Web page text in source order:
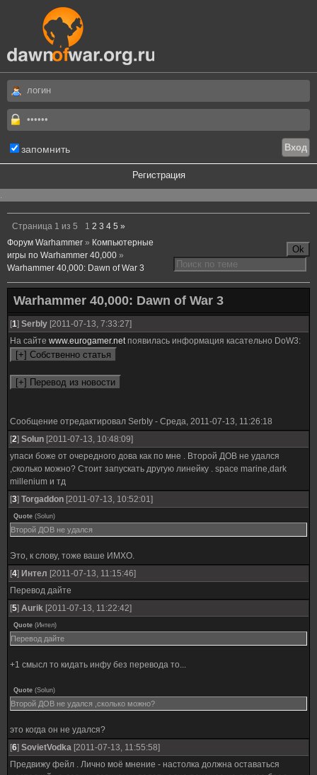
запомнить
Регистрация
.
Страница 1 из 5 1 2 3 4 5 »
Форум Warhammer » Компьютерные
игры по Warhammer 40,000 »
Warhammer 40,000: Dawn of War 3
Warhammer 40,000: Dawn of War 3
[1] SerbIy [2011-07-13, 7:33:27]
На сайте www.eurogamer.netпоявилась информация касательно DoW3:
Сообщение отредактировал SerbIy - Среда, 2011-07-13, 11:26:18
[2] Solun [2011-07-13, 10:48:09]
упаси боже от очередного дова как по мне . Второй ДОВ не удался
,сколько можно? Стоит запускать другую линейку . space marine,dark
millenium и тд
[3] Torgaddon [2011-07-13, 10:52:01]
Quote (Solun)
Второй ДОВ не удался
Это, к слову, тоже ваше ИМХО.
[4] Интел [2011-07-13, 11:15:46]
Перевод дайте
[5] Aurik [2011-07-13, 11:22:42]
Quote (Интел)
Перевод дайте
+1 смысл то кидать инфу без перевода то...
Quote (Solun)
Второй ДОВ не удался ,сколько можно?
это когда он не удался?
[6] SovietVodka [2011-07-13, 11:55:58]
Предвижу фейл . Лично моё мнение - настолка должна оставаться